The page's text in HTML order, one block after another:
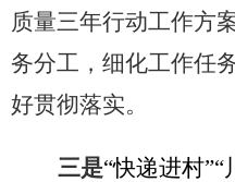
质量三年行动工作方
务分工，细化工作任
好贯彻落实。
三是“快递进村”“